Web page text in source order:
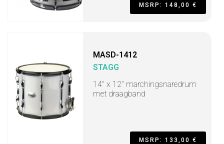
MSRP: 148,00 €
MASD-1412
STAGG
14" x 12" marchingsnaredrum
met draagband
MSRP: 133,00 €